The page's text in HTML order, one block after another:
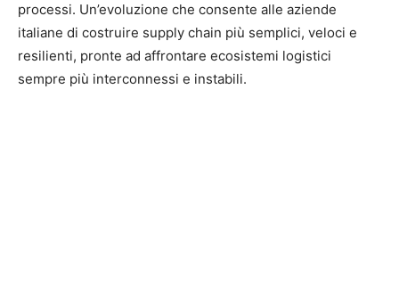
processi. Un’evoluzione che consente alle aziende
italiane di costruire supply chain più semplici, veloci e
resilienti, pronte ad affrontare ecosistemi logistici
sempre più interconnessi e instabili.